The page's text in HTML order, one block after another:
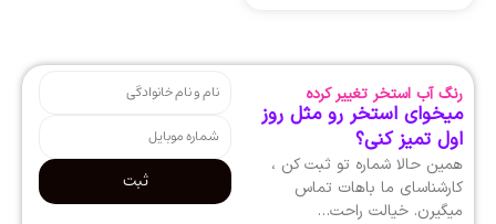
رنگ آب استخر تغییر کرده
میخوای استخر رو مثل روز
اول تمیز کنی؟
همین حالا شماره تو ثبت کن ،
کارشناسای ما باهات تماس
میگیرن. خیالت راحت…
ثبت